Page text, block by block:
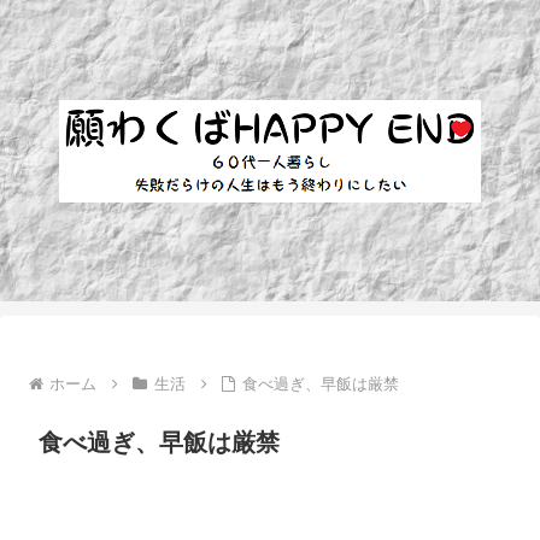
ホーム 生活 食べ過ぎ、早飯は厳禁
食べ過ぎ、早飯は厳禁